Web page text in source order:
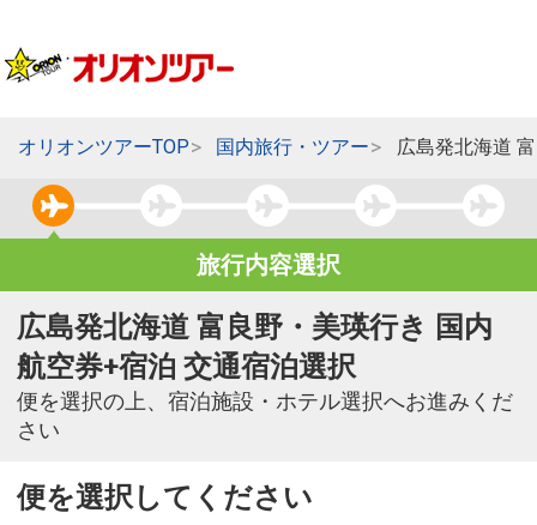
オリオンツアーTOP 国内旅行・ツアー 広島発北海道
旅行内容選択
広島発北海道 富良野・美瑛行き 国内
航空券+宿泊 交通宿泊選択
便を選択の上、宿泊施設・ホテル選択へお進みくだ
さい
便を選択してください